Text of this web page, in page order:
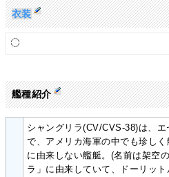
衣装
艦種紹介
シャングリラ(CV/CVS-38)は、
で、アメリカ海軍の中でも珍し
に由来しない艦艇。(名前は架空
ラ」に由来していて、ドーリッ